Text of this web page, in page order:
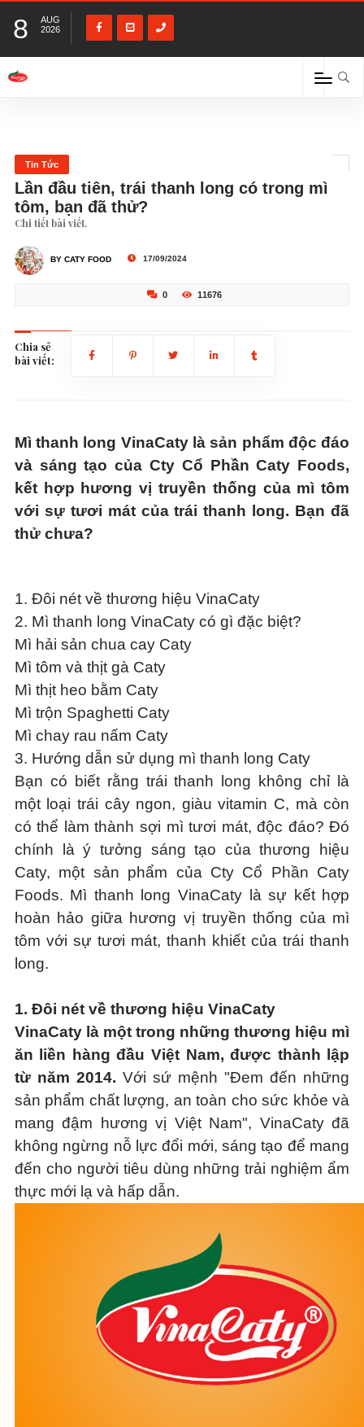
8
AUG
2026
Tin Tức
Lần đầu tiên, trái thanh long có trong mì
tôm, bạn đã thử?
Chi tiết bài viết.
BY CATY FOOD 17/09/2024
0 11676
Chia sẻ
bài viết:
Mì thanh long VinaCaty là sản phẩm độc đáo
và sáng tạo của Cty Cổ Phần Caty Foods,
kết hợp hương vị truyền thống của mì tôm
với sự tươi mát của trái thanh long. Bạn đã
thử chưa?
1. Đôi nét về thương hiệu VinaCaty
2. Mì thanh long VinaCaty có gì đặc biệt?
Mì hải sản chua cay Caty
Mì tôm và thịt gà Caty
Mì thịt heo bằm Caty
Mì trộn Spaghetti Caty
Mì chay rau nấm Caty
3. Hướng dẫn sử dụng mì thanh long Caty
Bạn có biết rằng trái thanh long không chỉ là
một loại trái cây ngon, giàu vitamin C, mà còn
có thể làm thành sợi mì tươi mát, độc đáo? Đó
chính là ý tưởng sáng tạo của thương hiệu
Caty, một sản phẩm của Cty Cổ Phần Caty
Foods. Mì thanh long VinaCaty là sự kết hợp
hoàn hảo giữa hương vị truyền thống của mì
tôm với sự tươi mát, thanh khiết của trái thanh
long.
1. Đôi nét về thương hiệu VinaCaty
VinaCaty là một trong những thương hiệu mì
ăn liền hàng đầu Việt Nam, được thành lập
từ năm 2014. Với sứ mệnh "Đem đến những
sản phẩm chất lượng, an toàn cho sức khỏe và
mang đậm hương vị Việt Nam", VinaCaty đã
không ngừng nỗ lực đổi mới, sáng tạo để mang
đến cho người tiêu dùng những trải nghiệm ẩm
thực mới lạ và hấp dẫn.